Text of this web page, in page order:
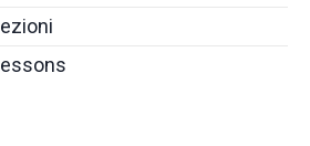
lezioni
lessons